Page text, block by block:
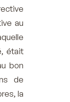
au
était
bon
de
la